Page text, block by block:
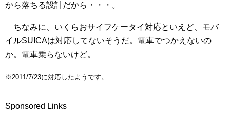
から落ちる設計だから・・・。
ちなみに、いくらおサイフケータイ対応といえど、モバ
イルSUICAは対応してないそうだ。電車でつかえないの
か。電車乗らないけど。
※2011/7/23に対応したようです。
Sponsored Links